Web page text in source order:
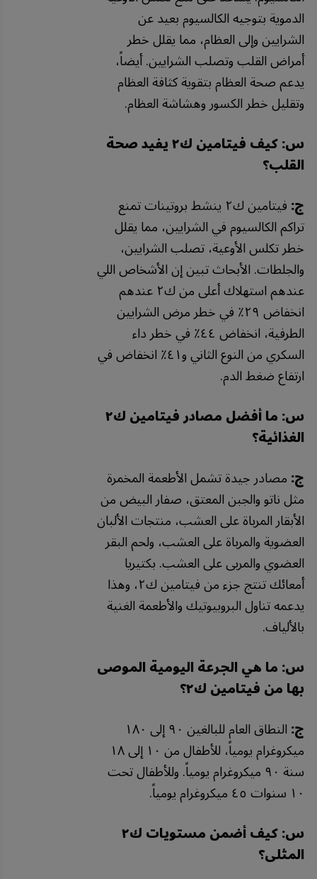
الدموية بتوجيه الكالسيوم بعيد عن
الشرايين وإلى العظام، مما يقلل خطر
أمراض القلب وتصلب الشرايين. أيضاً،
يدعم صحة العظام بتقوية كثافة العظام
وتقليل خطر الكسور وهشاشة العظام.
س: كيف فيتامين ك٢ يفيد صحة
القلب؟
ج:
فيتامين ك٢ ينشط بروتينات تمنع
تراكم الكالسيوم في الشرايين، مما يقلل
خطر تكلس الأوعية، تصلب الشرايين،
والجلطات. الأبحاث تبين إن الأشخاص اللي
عندهم استهلاك أعلى من ك٢ عندهم
انخفاض ٢٩٪ في خطر مرض الشرايين
الطرفية، انخفاض ٤٤٪ في خطر داء
السكري من النوع الثاني و٤١٪ انخفاض في
ارتفاع ضغط الدم.
س: ما أفضل مصادر فيتامين ك٢
الغذائية؟
ج:مصادر جيدة تشمل الأطعمة المخمرة
مثل ناتو والجبن المعتق، صفار البيض من
الأبقار المرباة على العشب، منتجات الألبان
العضوية والمرباة على العشب، ولحم البقر
العضوي والمربى على العشب. بكتيريا
أمعائك تنتج جزء من فيتامين ك٢، وهذا
يدعمه تناول البروبيوتيك والأطعمة الغنية
بالألياف.
س: ما هي الجرعة اليومية الموصى
بها من فيتامين ك٢؟
ج:
النطاق العام للبالغين ٩٠ إلى ١٨٠
ميكروغرام يومياً، للأطفال من ١٠ إلى ١٨
سنة ٩٠ ميكروغرام يومياً. وللأطفال تحت
١٠ سنوات ٤٥ ميكروغرام يومياً.
س: كيف أضمن مستويات ك٢
المثلى؟